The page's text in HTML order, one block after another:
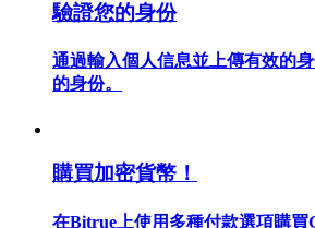
學習如何保持盈利
驗證您的身份
通過輸入個人信息並上傳有效的
的身份。
購買加密貨幣！
在Bitrue上使用多種付款選項購買